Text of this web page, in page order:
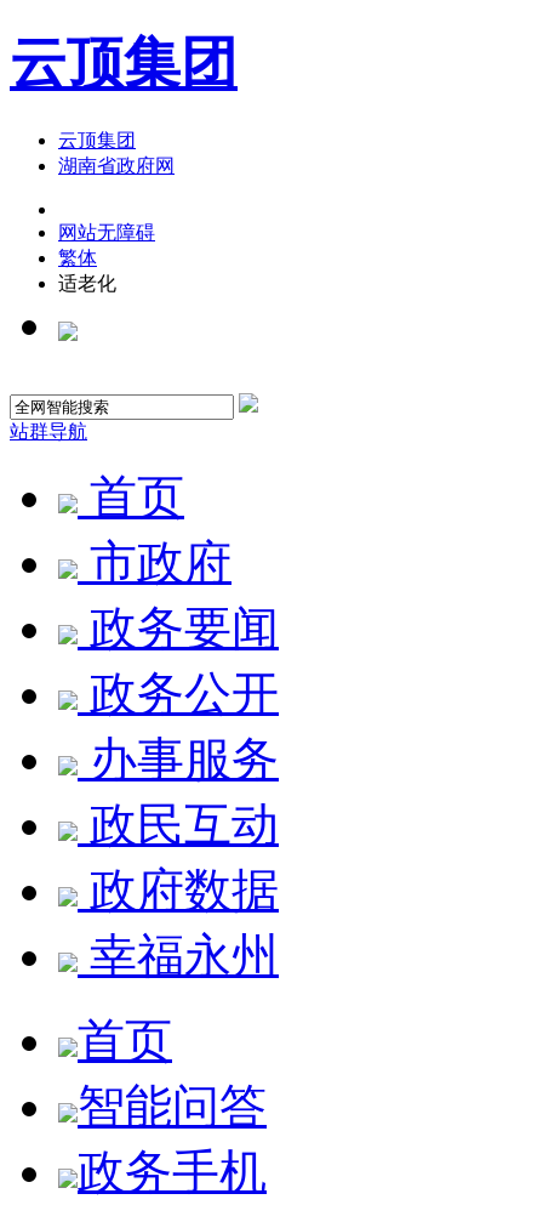
云顶集团
云顶集团
湖南省政府网
网站无障碍
繁体
适老化
站群导航
首页
市政府
政务要闻
政务公开
办事服务
政民互动
政府数据
幸福永州
首页
智能问答
政务手机